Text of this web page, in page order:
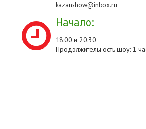
kazanshow@inbox.ru
Начало:
18:00 и 20.30
Продолжительность шоу: 1